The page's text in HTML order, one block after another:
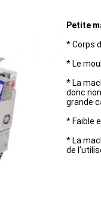
Petite
* Corps
* Le
* La
donc
grande
* Faible
* La
de